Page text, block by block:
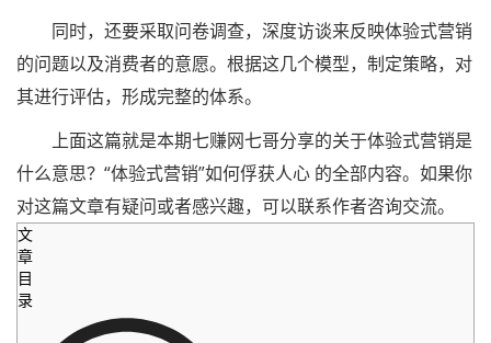
同时，还要采取问卷调查，深度访谈来反映体验式营销
的问题以及消费者的意愿。根据这几个模型，制定策略，对
其进行评估，形成完整的体系。
上面这篇就是本期七赚网七哥分享的关于体验式营销是
什么意思？“体验式营销”如何俘获人心 的全部内容。如果你
对这篇文章有疑问或者感兴趣，可以联系作者咨询交流。
文
章
目
录